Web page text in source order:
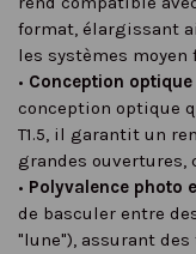
format, élargissant
les systèmes moyen
• Conception
conception optique
T1.5, il garantit un
grandes ouvertures,
• Polyvalence photo
de basculer entre
"lune"), assurant